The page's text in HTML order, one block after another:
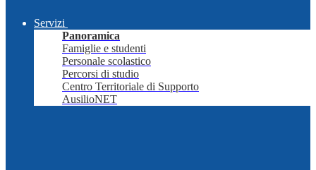
Servizi
Panoramica
Famiglie e studenti
Personale scolastico
Percorsi di studio
Centro Territoriale di Supporto
AusilioNET